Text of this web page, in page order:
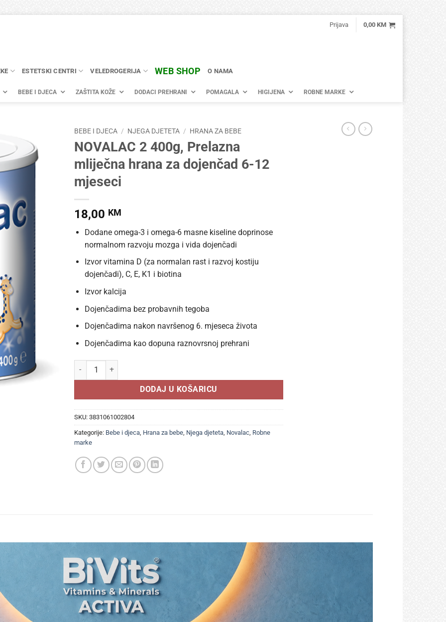
Prijava 0,00 KM
ESTETSKI CENTRI VELEDROGERIJA WEB SHOP O NAMA
BEBE I DJECA ZAŠTITA KOŽE DODACI PREHRANI POMAGALA HIGIJENA ROBNE MARKE
BEBE I DJECA / NJEGA DJETETA / HRANA ZA BEBE
NOVALAC 2 400g, Prelazna
mliječna hrana za dojenčad 6-12
mjeseci
18,00 KM
Dodane omega-3 i omega-6 masne kiseline doprinose
normalnom razvoju mozga i vida dojenčadi
Izvor vitamina D (za normalan rast i razvoj kostiju
dojenčadi), C, E, K1 i biotina
Izvor kalcija
Dojenčadima bez probavnih tegoba
Dojenčadima nakon navršenog 6. mjeseca života
Dojenčadima kao dopuna raznovrsnoj prehrani
NOVALAC 2 400g, Prelazna mliječna hrana za dojenčad 6-12 mjeseci količina
DODAJ U KOŠARICU
SKU: 3831061002804
Kategorije: Bebe i djeca, Hrana za bebe, Njega djeteta, Novalac, Robne
marke